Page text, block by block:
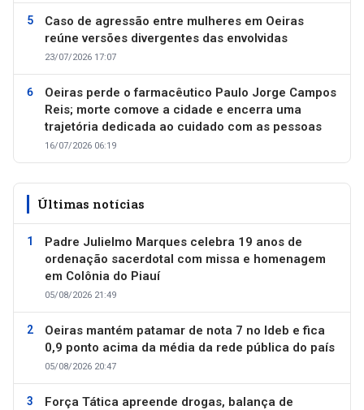
Caso de agressão entre mulheres em Oeiras
reúne versões divergentes das envolvidas
23/07/2026 17:07
Oeiras perde o farmacêutico Paulo Jorge Campos
Reis; morte comove a cidade e encerra uma
trajetória dedicada ao cuidado com as pessoas
16/07/2026 06:19
Últimas notícias
Padre Julielmo Marques celebra 19 anos de
ordenação sacerdotal com missa e homenagem
em Colônia do Piauí
05/08/2026 21:49
Oeiras mantém patamar de nota 7 no Ideb e fica
0,9 ponto acima da média da rede pública do país
05/08/2026 20:47
Força Tática apreende drogas, balança de